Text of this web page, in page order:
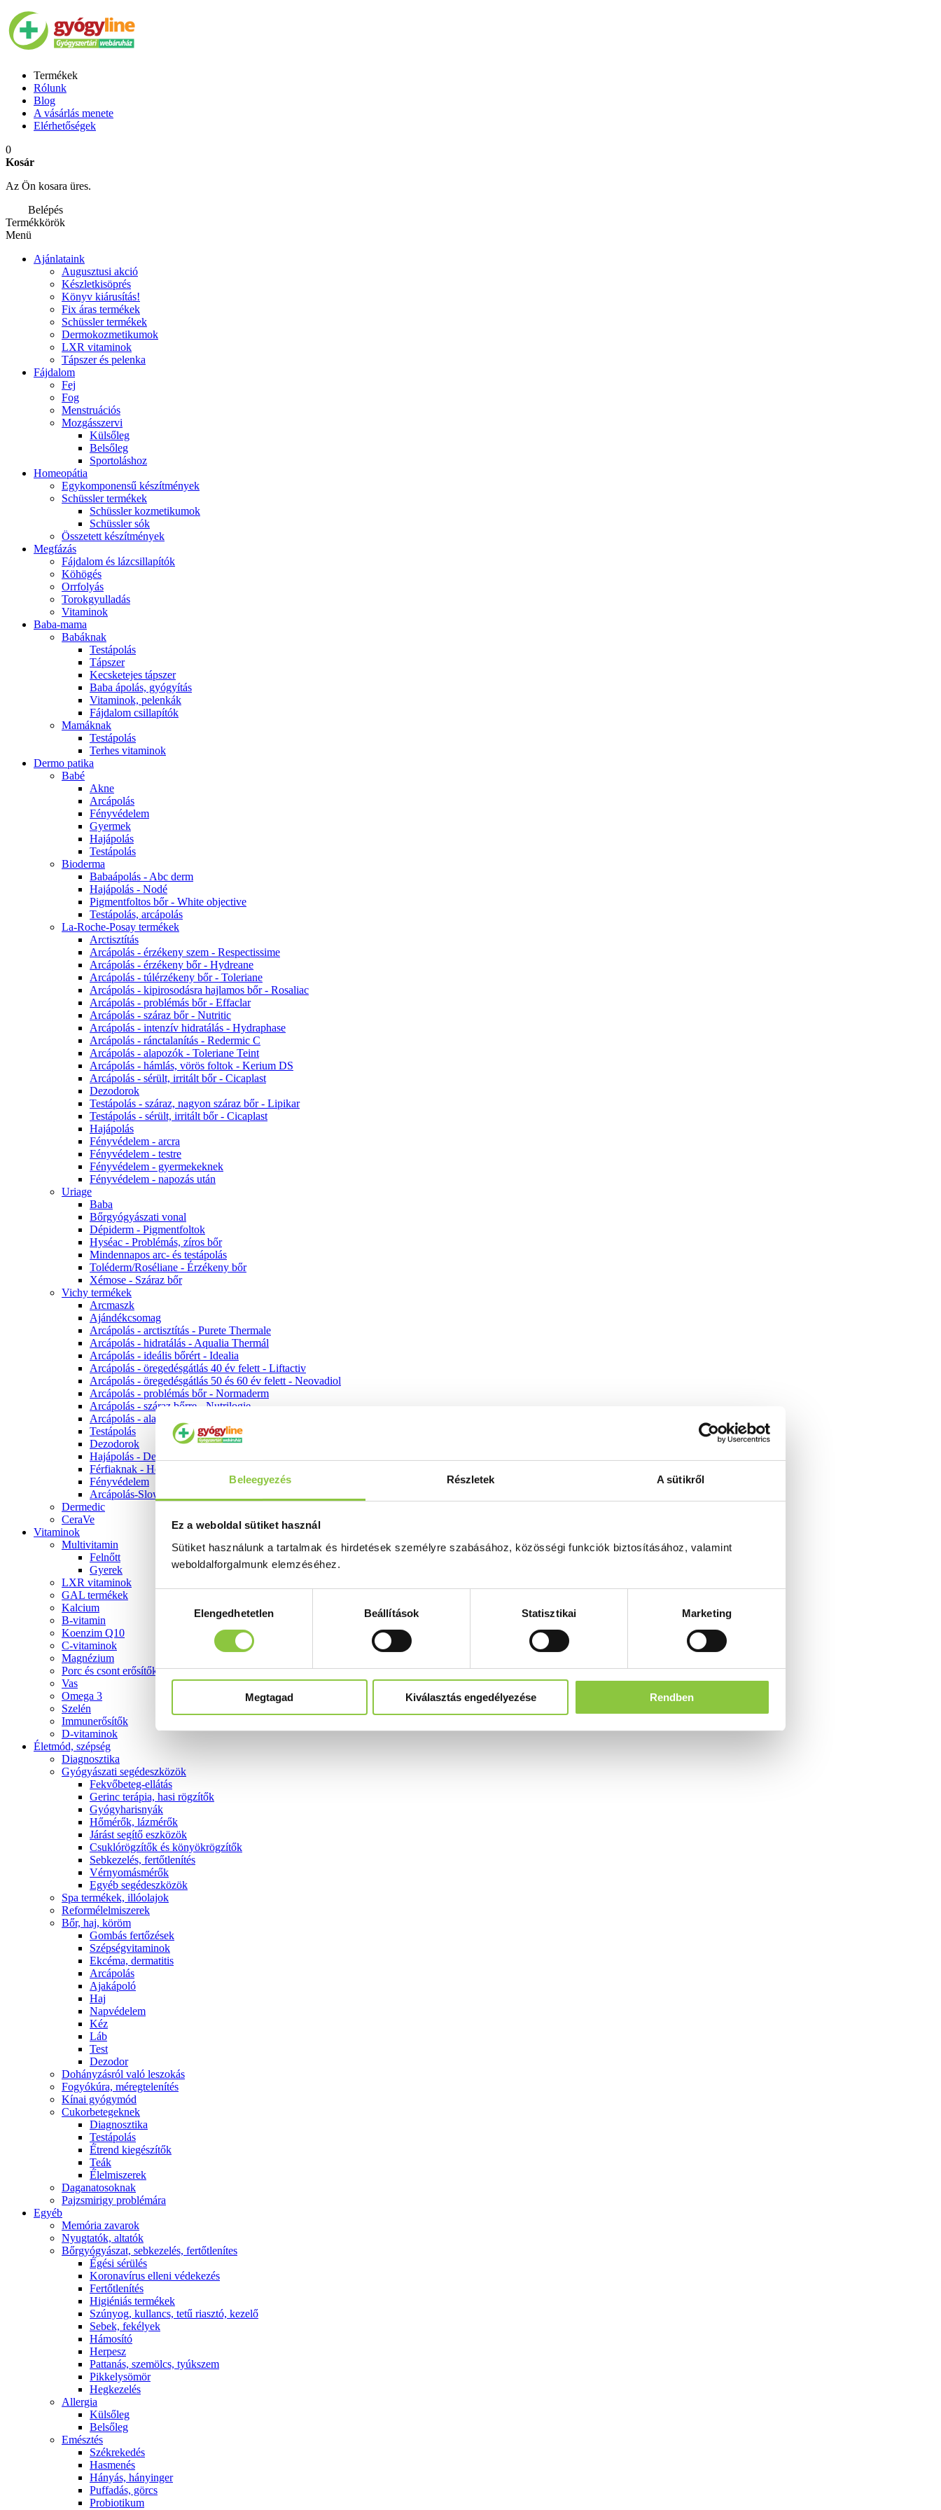
Beleegyezés Részletek A sütikről
Ez a weboldal sütiket használ
Sütiket használunk a tartalmak és hirdetések személyre szabásához, közösségi funkciók biztosításához, valamint
weboldalforgalmunk elemzéséhez.
kiválasztásaElengedhetetlen Beállítások Statisztikai Marketing
Megtagad Kiválasztás engedélyezése Rendben
Termékek
Rólunk
Blog
A vásárlás menete
Elérhetőségek
0
Kosár
Az Ön kosara üres.
Belépés
Termékkörök
Menü
Ajánlataink
Augusztusi akció
Készletkisöprés
Könyv kiárusítás!
Fix áras termékek
Schüssler termékek
Dermokozmetikumok
LXR vitaminok
Tápszer és pelenka
Fájdalom
Fej
Fog
Menstruációs
Mozgásszervi
Külsőleg
Belsőleg
Sportoláshoz
Homeopátia
Egykomponensű készítmények
Schüssler termékek
Schüssler kozmetikumok
Schüssler sók
Összetett készítmények
Megfázás
Fájdalom és lázcsillapítók
Köhögés
Orrfolyás
Torokgyulladás
Vitaminok
Baba-mama
Babáknak
Testápolás
Tápszer
Kecsketejes tápszer
Baba ápolás, gyógyítás
Vitaminok, pelenkák
Fájdalom csillapítók
Mamáknak
Testápolás
Terhes vitaminok
Dermo patika
Babé
Akne
Arcápolás
Fényvédelem
Gyermek
Hajápolás
Testápolás
Bioderma
Babaápolás - Abc derm
Hajápolás - Nodé
Pigmentfoltos bőr - White objective
Testápolás, arcápolás
La-Roche-Posay termékek
Arctisztítás
Arcápolás - érzékeny szem - Respectissime
Arcápolás - érzékeny bőr - Hydreane
Arcápolás - túlérzékeny bőr - Toleriane
Arcápolás - kipirosodásra hajlamos bőr - Rosaliac
Arcápolás - problémás bőr - Effaclar
Arcápolás - száraz bőr - Nutritic
Arcápolás - intenzív hidratálás - Hydraphase
Arcápolás - ránctalanítás - Redermic C
Arcápolás - alapozók - Toleriane Teint
Arcápolás - hámlás, vörös foltok - Kerium DS
Arcápolás - sérült, irritált bőr - Cicaplast
Dezodorok
Testápolás - száraz, nagyon száraz bőr - Lipikar
Testápolás - sérült, irritált bőr - Cicaplast
Hajápolás
Fényvédelem - arcra
Fényvédelem - testre
Fényvédelem - gyermekeknek
Fényvédelem - napozás után
Uriage
Baba
Bőrgyógyászati vonal
Dépiderm - Pigmentfoltok
Hyséac - Problémás, zíros bőr
Mindennapos arc- és testápolás
Toléderm/Roséliane - Érzékeny bőr
Xémose - Száraz bőr
Vichy termékek
Arcmaszk
Ajándékcsomag
Arcápolás - arctisztítás - Purete Thermale
Arcápolás - hidratálás - Aqualia Thermál
Arcápolás - ideális bőrért - Idealia
Arcápolás - öregedésgátlás 40 év felett - Liftactiv
Arcápolás - öregedésgátlás 50 és 60 év felett - Neovadiol
Arcápolás - problémás bőr - Normaderm
Arcápolás - száraz bőrre - Nutrilogie
Arcápolás - alapozók
Testápolás
Dezodorok
Hajápolás - Dercos
Férfiaknak - Homme
Fényvédelem
Arcápolás-Slow Age
Dermedic
CeraVe
Vitaminok
Multivitamin
Felnőtt
Gyerek
LXR vitaminok
GAL termékek
Kalcium
B-vitamin
Koenzim Q10
C-vitaminok
Magnézium
Porc és csont erősítők
Vas
Omega 3
Szelén
Immunerősítők
D-vitaminok
Életmód, szépség
Diagnosztika
Gyógyászati segédeszközök
Fekvőbeteg-ellátás
Gerinc terápia, hasi rögzítők
Gyógyharisnyák
Hőmérők, lázmérők
Járást segítő eszközök
Csuklórögzítők és könyökrögzítők
Sebkezelés, fertőtlenítés
Vérnyomásmérők
Egyéb segédeszközök
Spa termékek, illóolajok
Reformélelmiszerek
Bőr, haj, köröm
Gombás fertőzések
Szépségvitaminok
Ekcéma, dermatitis
Arcápolás
Ajakápoló
Haj
Napvédelem
Kéz
Láb
Test
Dezodor
Dohányzásról való leszokás
Fogyókúra, méregtelenítés
Kínai gyógymód
Cukorbetegeknek
Diagnosztika
Testápolás
É́trend kiegészítők
Teák
É́lelmiszerek
Daganatosoknak
Pajzsmirigy problémára
Egyéb
Memória zavarok
Nyugtatók, altatók
Bőrgyógyászat, sebkezelés, fertőtlenítes
É́gési sérülés
Koronavírus elleni védekezés
Fertőtlenítés
Higiéniás termékek
Szúnyog, kullancs, tetű riasztó, kezelő
Sebek, fekélyek
Hámosító
Herpesz
Pattanás, szemölcs, tyúkszem
Pikkelysömör
Hegkezelés
Allergia
Külsőleg
Belsőleg
Emésztés
Székrekedés
Hasmenés
Hányás, hányinger
Puffadás, görcs
Probiotikum